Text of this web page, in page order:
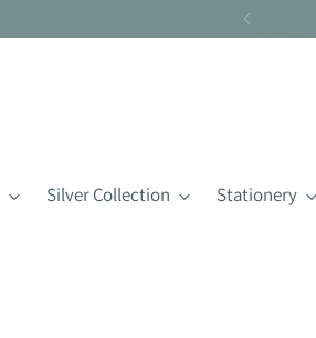
Silver Collection Stationery